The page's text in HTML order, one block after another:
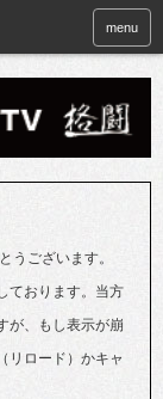
menu
うございます。
ております。当方
が、もし表示が崩
リロード）かキャ